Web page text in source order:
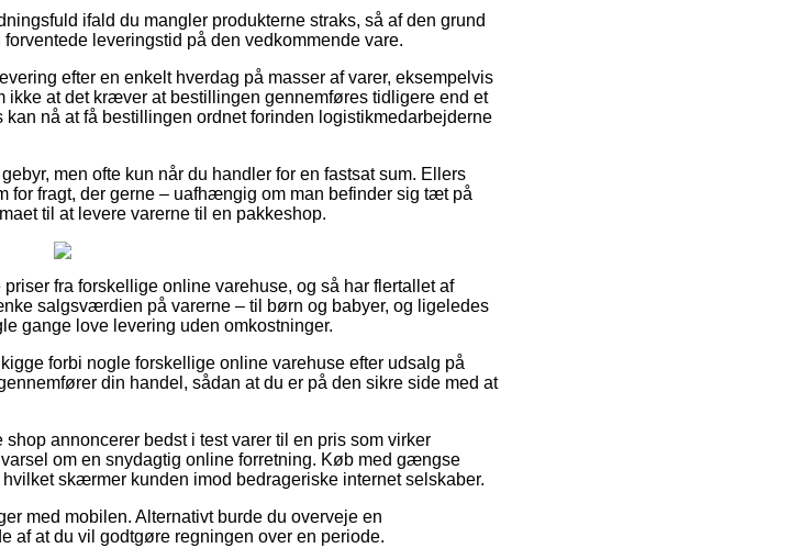
ifald du mangler produkterne straks, så af den grund
leveringstid på den vedkommende vare.
efter en enkelt hverdag på masser af varer, eksempelvis
ikke at det kræver at bestillingen gennemføres tidligere end et
nå at få bestillingen ordnet forinden logistikmedarbejderne
men ofte kun når du handler for en fastsat sum. Ellers
for fragt, der gerne – uafhængig om man befinder sig tæt på
til at levere varerne til en pakkeshop.
fra forskellige online varehuse, og så har flertallet af
salgsværdien på varerne – til børn og babyer, og ligeledes
gange love levering uden omkostninger.
forbi nogle forskellige online varehuse efter udsalg på
din handel, sådan at du er på den sikre side med at
annoncerer bedst i test varer til en pris som virker
om en snydagtig online forretning. Køb med gængse
skærmer kunden imod bedrageriske internet selskaber.
med mobilen. Alternativt burde du overveje en
at du vil godtgøre regningen over en periode.